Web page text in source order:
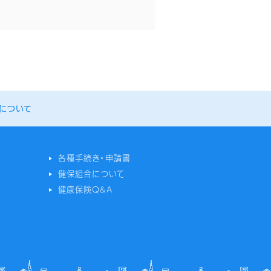
ついて
各種手続き・申請書
健保組合について
健康保険Q&A